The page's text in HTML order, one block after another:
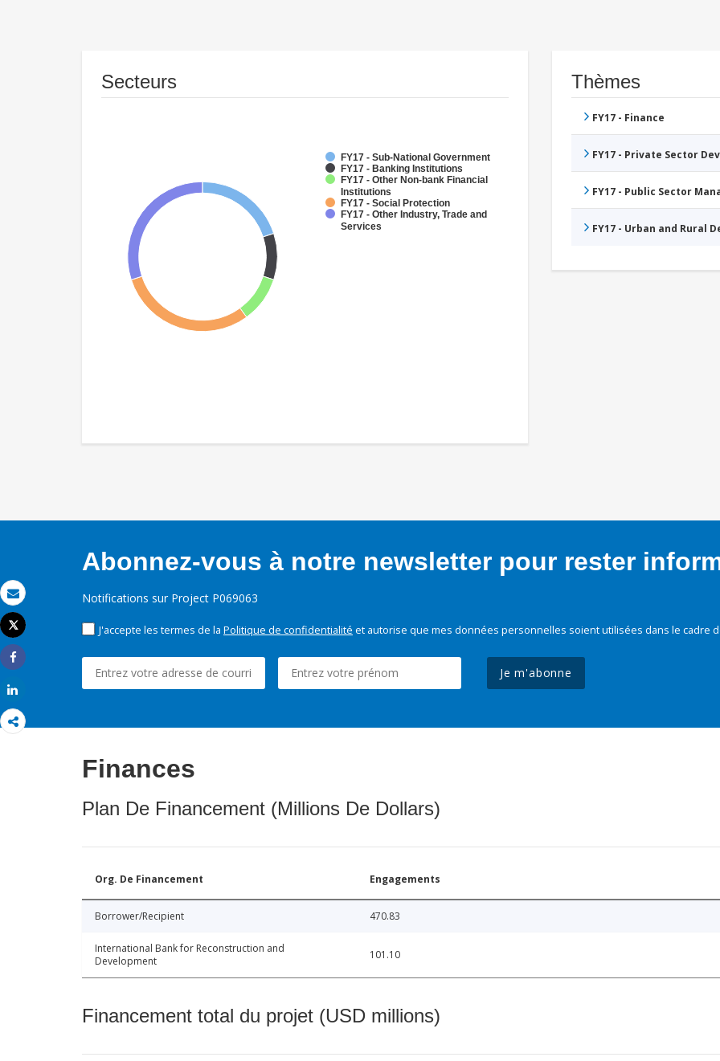
Email
Imprimer
Tweet
Share
Secteurs
FY17 - Sub-National Government
FY17 - Banking Institutions
FY17 - Other Non-bank Financial
Institutions
FY17 - Social Protection
FY17 - Other Industry, Trade and
Services
Thèmes
FY17 - Finance
FY17 - Private Sector
FY17 - Public Sector
FY17 - Urban and Rural
Abonnez-vous à notre newsletter pour rester
Notifications sur Project P069063
J'accepte les termes de la Politique de confidentialité et autorise que mes données personnelles soient utilisées dans le cadre
Je m'abonne
Finances
Plan De Financement (Millions De Dollars)
Org. De Financement Engagements
Borrower/Recipient 470.83
International Bank for Reconstruction and
Development
101.10
Financement total du projet (USD millions)